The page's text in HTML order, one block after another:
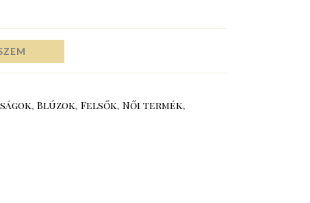
, Blúzok, Felsők, Női termék,